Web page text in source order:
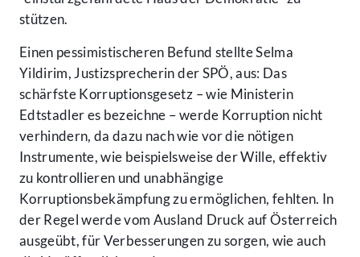
stützen.
Einen pessimistischeren Befund stellte Selma
Yildirim, Justizsprecherin der SPÖ, aus: Das
schärfste Korruptionsgesetz – wie Ministerin
Edtstadler es bezeichne – werde Korruption nicht
verhindern, da dazu nach wie vor die nötigen
Instrumente, wie beispielsweise der Wille, effektiv
zu kontrollieren und unabhängige
Korruptionsbekämpfung zu ermöglichen, fehlten. In
der Regel werde vom Ausland Druck auf Österreich
ausgeübt, für Verbesserungen zu sorgen, wie auch